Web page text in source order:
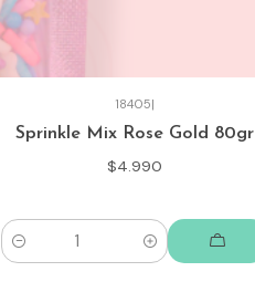
18405|
Sprinkle Mix Rose Gold 80gr
$4.990
Cantidad